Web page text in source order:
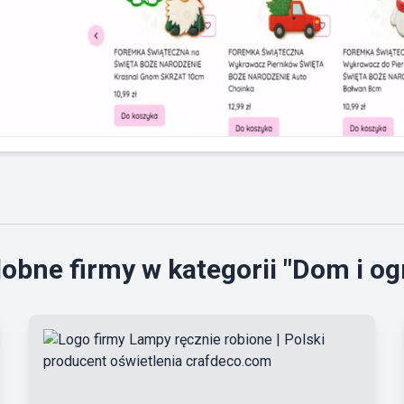
firmy w kategorii "Dom i